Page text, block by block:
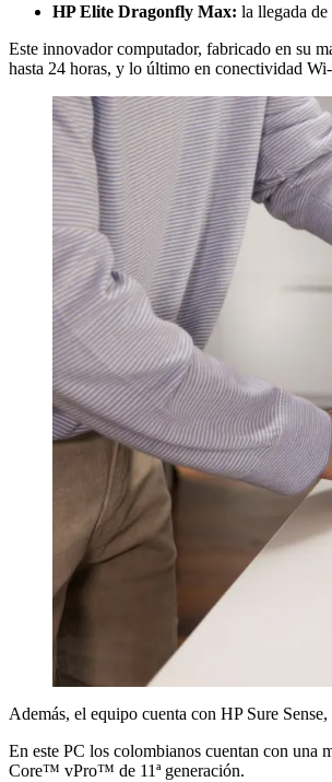
HP Elite Dragonfly Max: la llegada
Este innovador computador, fabricado en su
hasta 24 horas, y lo último en conectividad
Además, el equipo cuenta con HP Sure
En este PC los colombianos cuentan con una
Core™ vPro™ de 11ª generación.